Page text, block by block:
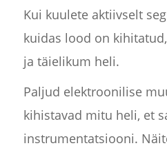
Kui kuulete aktiivselt
kuidas lood on
ja täielikum heli.
Paljud elektroonilise
kihistavad mitu heli, et
instrumentatsiooni.